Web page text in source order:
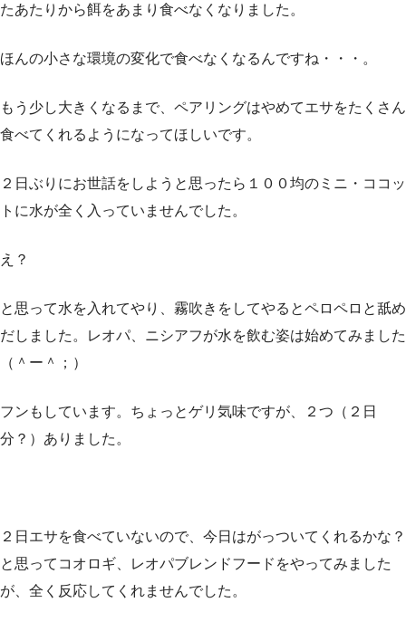
たあたりから餌をあまり食べなくなりました。
ほんの小さな環境の変化で食べなくなるんですね・・・。
もう少し大きくなるまで、ペアリングはやめてエサをたくさん
食べてくれるようになってほしいです。
２日ぶりにお世話をしようと思ったら１００均のミニ・ココッ
トに水が全く入っていませんでした。
え？
と思って水を入れてやり、霧吹きをしてやるとペロペロと舐め
だしました。レオパ、ニシアフが水を飲む姿は始めてみました
（＾ー＾；）
フンもしています。ちょっとゲリ気味ですが、２つ（２日
分？）ありました。
２日エサを食べていないので、今日はがっついてくれるかな？
と思ってコオロギ、レオパブレンドフードをやってみました
が、全く反応してくれませんでした。